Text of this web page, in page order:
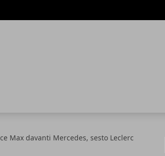
Max davanti Mercedes, sesto Leclerc